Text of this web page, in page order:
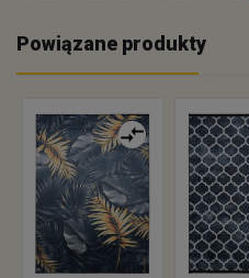
Powiązane produkty